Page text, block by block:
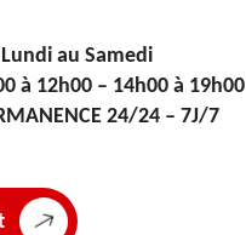
Lundi au Samedi
à 12h00 – 14h00 à 19h00
24/24 – 7J/7